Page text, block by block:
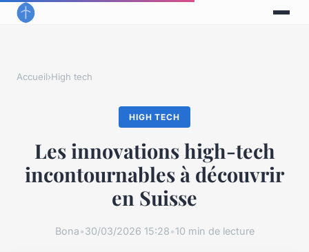
Accueil›High tech
HIGH TECH
Les innovations high-tech
incontournables à découvrir
en Suisse
Bona•30/03/2026 15:28•10 min de lecture